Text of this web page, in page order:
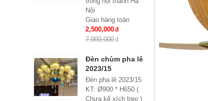
Nội
Giao hàng toàn
quốc
Chất liệu: hợp kim,
Kích thước: Phi
900*H650, 15 tay
2,500,000
7,000,000
Đèn chùm pha lê
2023/15
Đèn pha lê 2023/15
KT: Ø900 * H650 (
Chưa kể xích treo )